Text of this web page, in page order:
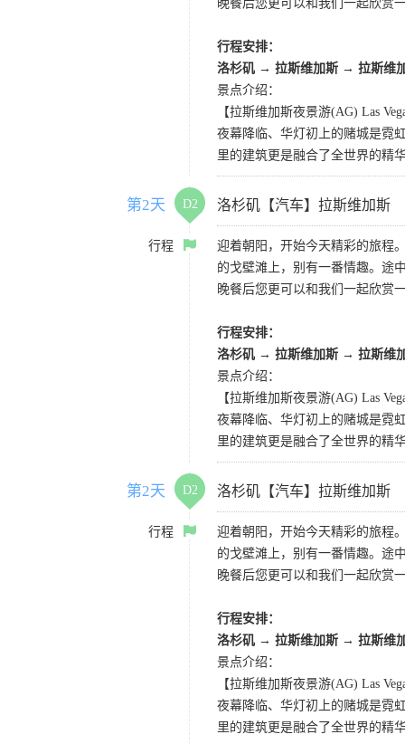
晚餐后您更可以和我们一起欣赏
行程安排：
洛杉矶 → 拉斯维加斯 → 拉斯维
景点介绍：
【拉斯维加斯夜景游(AG) Las
夜幕降临、华灯初上的赌城是霓
里的建筑更是融合了全世界的精
第2天 D2 洛杉矶【汽车】拉斯维加斯
行程
迎着朝阳，开始今天精彩的旅程
的戈壁滩上，别有一番情趣。途
晚餐后您更可以和我们一起欣赏
行程安排：
洛杉矶 → 拉斯维加斯 → 拉斯维
景点介绍：
【拉斯维加斯夜景游(AG) Las
夜幕降临、华灯初上的赌城是霓
里的建筑更是融合了全世界的精
第2天 D2 洛杉矶【汽车】拉斯维加斯
行程
迎着朝阳，开始今天精彩的旅程
的戈壁滩上，别有一番情趣。途
晚餐后您更可以和我们一起欣赏
行程安排：
洛杉矶 → 拉斯维加斯 → 拉斯维
景点介绍：
【拉斯维加斯夜景游(AG) Las
夜幕降临、华灯初上的赌城是霓
里的建筑更是融合了全世界的精